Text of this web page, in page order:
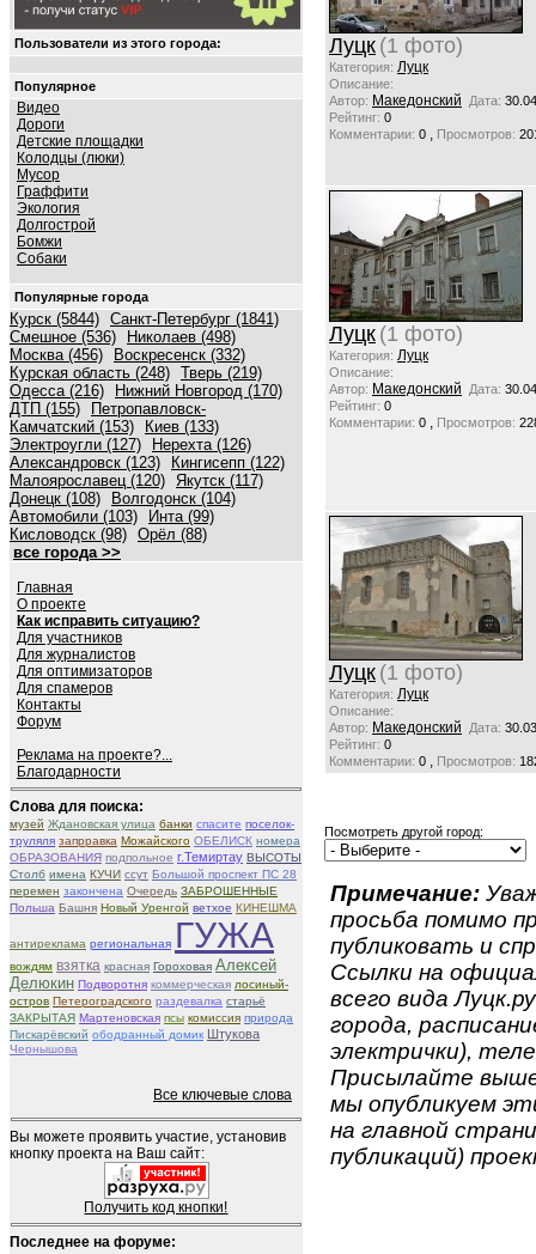
Пользователи из этого города:
Популярное
Видео
Дороги
Детские площадки
Колодцы (люки)
Мусор
Граффити
Экология
Долгострой
Бомжи
Собаки
Популярные города
Курск (5844) Санкт-Петербург (1841)
Смешное (536)
Николаев (498)
Москва (456)
Воскресенск (332)
Курская область (248) Тверь (219)
Одесса (216)
Нижний Новгород (170)
ДТП (155)
Петропавловск-
Камчатский (153)
Киев (133)
Электроугли (127)
Нерехта (126)
Александровск (123)
Кингисепп (122)
Малоярославец (120) Якутск (117)
Донецк (108)
Волгодонск (104)
Автомобили (103)
Инта (99)
Кисловодск (98) Орёл (88)
все города >>
Главная
О проекте
Как исправить ситуацию?
Для участников
Для журналистов
Для оптимизаторов
Для спамеров
Контакты
Форум
Реклама на проекте?...
Благодарности
Слова для поиска:
музей Ждановская улица банки спасите поселок-
труляля запрравка Можайского ОБЕЛИСК номера
ОБРАЗОВАНИЯ подпольное г.Темиртау ВЫСОТЫ
Столб имена КУЧИ ссут Большой проспект ПС 28
перемен закончена Очередь ЗАБРОШЕННЫЕ
Польша Башня Новый Уренгой ветхое КИНЕШМА
антиреклама региональная ГУЖА
вождям взятка красная Гороховая Алексей
Делюкин Подворотня коммерческая лосиный-
остров Петероградского раздевалка старьё
ЗАКРЫТАЯ Мартеновская псы комиссия природа
Пискарёвский ободранный домик Штукова
Чернышова
Все ключевые слова
Вы можете проявить участие, установив
кнопку проекта на Ваш сайт:
Получить код кнопки!
Последнее на форуме:
Луцк (1 фото)
Категория: Луцк
Описание:
Автор: Македонский Дата:
Рейтинг: 0
Комментарии: 0 , Просмотров:
Луцк (1 фото)
Категория: Луцк
Описание:
Автор: Македонский Дата:
Рейтинг: 0
Комментарии: 0 , Просмотров:
Луцк (1 фото)
Категория: Луцк
Описание:
Автор: Македонский Дата:
Рейтинг: 0
Комментарии: 0 , Просмотров:
Посмотреть другой город:
Примечание:
просьба помимо
публиковать и
Ссылки на
всего вида
города,
электрички),
Присылайте
мы опубликуем
на главной
публикаций)